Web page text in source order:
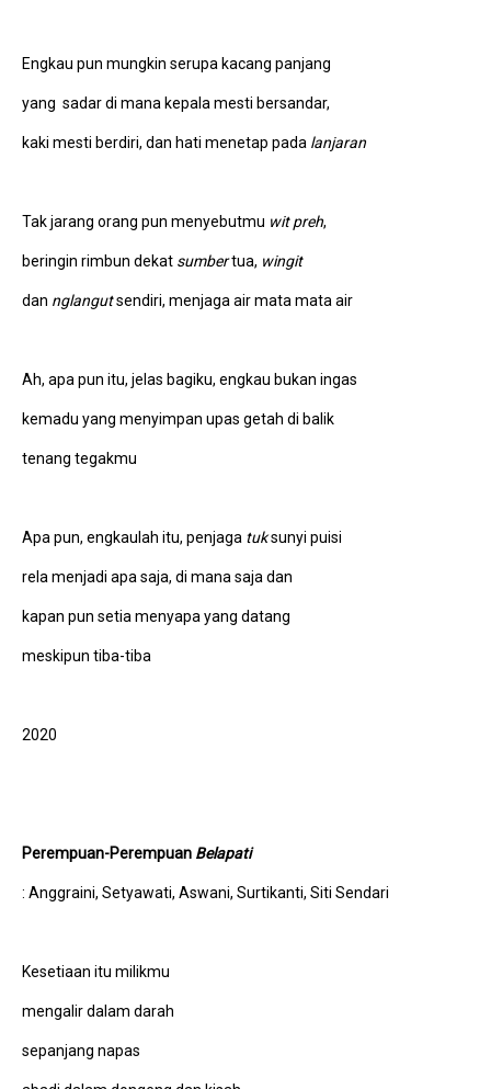
Engkau pun mungkin serupa kacang panjang
yang sadar di mana kepala mesti bersandar,
kaki mesti berdiri, dan hati menetap pada lanjaran
Tak jarang orang pun menyebutmu wit preh,
beringin rimbun dekat sumbertua, wingit
dan nglangutsendiri, menjaga air mata mata air
Ah, apa pun itu, jelas bagiku, engkau bukan ingas
kemadu yang menyimpan upas getah di balik
tenang tegakmu
Apa pun, engkaulah itu, penjaga tuksunyi puisi
rela menjadi apa saja, di mana saja dan
kapan pun setia menyapa yang datang
meskipun tiba-tiba
2020
Perempuan-Perempuan Belapati
: Anggraini, Setyawati, Aswani, Surtikanti, Siti Sendari
Kesetiaan itu milikmu
mengalir dalam darah
sepanjang napas